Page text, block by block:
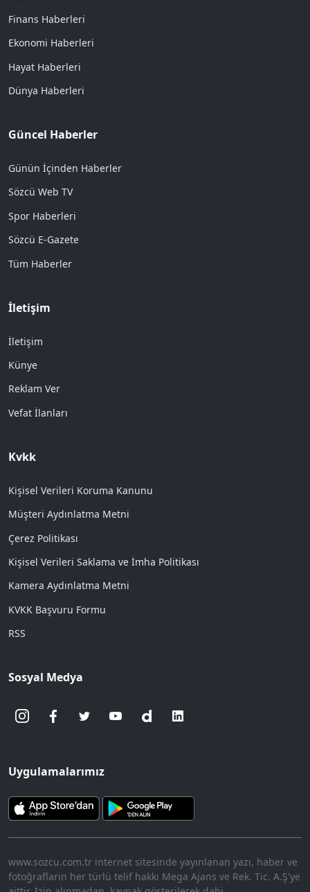
Finans Haberleri
Ekonomi Haberleri
Hayat Haberleri
Dünya Haberleri
Güncel Haberler
Günün İçinden Haberler
Sözcü Web TV
Spor Haberleri
Sözcü E-Gazete
Tüm Haberler
İletişim
İletişim
Künye
Reklam Ver
Vefat İlanları
Kvkk
Kişisel Verileri Koruma Kanunu
Müşteri Aydınlatma Metni
Çerez Politikası
Kişisel Verileri Saklama ve İmha Politikası
Kamera Aydınlatma Metni
KVKK Başvuru Formu
RSS
Sosyal Medya
Uygulamalarımız
www.sozcu.com.tr internet sitesinde yayınlanan yazı, haber ve
fotoğrafların her türlü telif hakkı Mega Ajans ve Rek. Tic. A.Ş'ye